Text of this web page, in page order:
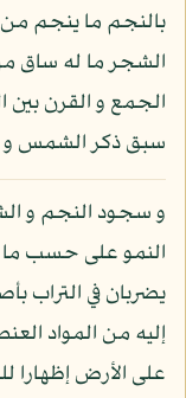
بالنجم ما ينجم من
الشجر ما له ساق
الجمع و القرن بين
سبق ذكر الشمس و
و سجود النجم و
النمو على حسب ما
يضربان في التراب
إليه من المواد
على الأرض إظهارا